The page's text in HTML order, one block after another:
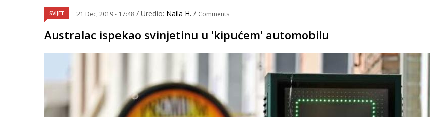
SVIJET 21 Dec, 2019 - 17:48 / Uredio: Naila H. / Comments
Australac ispekao svinjetinu u 'kipućem' automobilu